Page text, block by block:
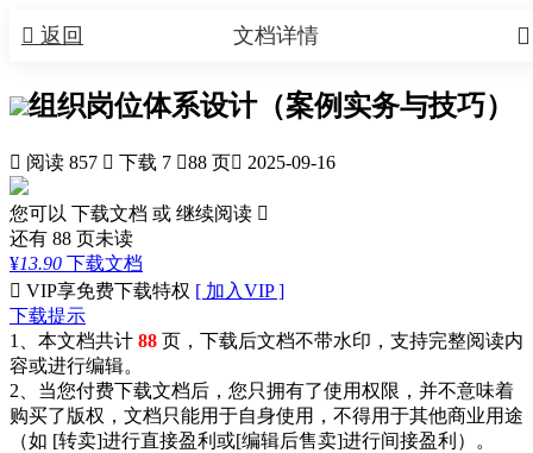
 返回 
文档详情
组织岗位体系设计（案例实务与技巧）
 阅读 857  下载 7 88 页 2025-09-16
您可以 下载文档 或 继续阅读 
还有 88 页未读
¥13.90 下载文档
 VIP享免费下载特权 [ 加入VIP ]
下载提示
1、本文档共计 88 页，下载后文档不带水印，支持完整阅读内
容或进行编辑。
2、当您付费下载文档后，您只拥有了使用权限，并不意味着
购买了版权，文档只能用于自身使用，不得用于其他商业用途
（如 [转卖]进行直接盈利或[编辑后售卖]进行间接盈利）。